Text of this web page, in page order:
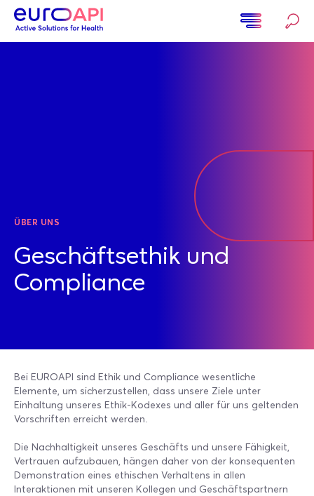
Inhalt
ÜBER UNS
Geschäftsethik und
Compliance
Bei EUROAPI sind Ethik und Compliance wesentliche
Elemente, um sicherzustellen, dass unsere Ziele unter
Einhaltung unseres Ethik-Kodexes und aller für uns geltenden
Vorschriften erreicht werden.
Die Nachhaltigkeit unseres Geschäfts und unsere Fähigkeit,
Vertrauen aufzubauen, hängen daher von der konsequenten
Demonstration eines ethischen Verhaltens in allen
Interaktionen mit unseren Kollegen und Geschäftspartnern